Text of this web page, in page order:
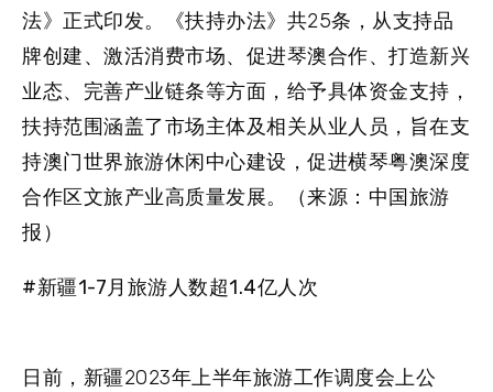
法》正式印发。《扶持办法》共25条，从支持品
牌创建、激活消费市场、促进琴澳合作、打造新兴
业态、完善产业链条等方面，给予具体资金支持，
扶持范围涵盖了市场主体及相关从业人员，旨在支
持澳门世界旅游休闲中心建设，促进横琴粤澳深度
合作区文旅产业高质量发展。（来源：中国旅游
报）
#新疆1-7月旅游人数超1.4亿人次
日前，新疆2023年上半年旅游工作调度会上公